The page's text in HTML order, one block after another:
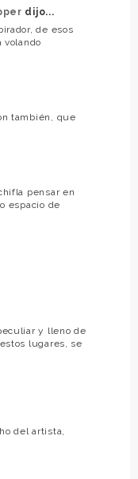
dijo...
de esos
volando
también, que
pensar en
espacio de
y lleno de
lugares, se
del artista,